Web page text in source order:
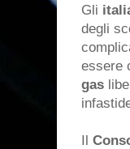
Gli
degli
essere
gas
Il